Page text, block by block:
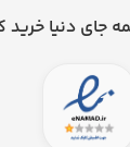
جای دنیا